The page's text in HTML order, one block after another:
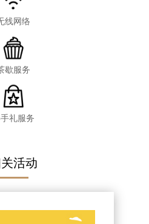
线网络
歇服务
礼服务
活动